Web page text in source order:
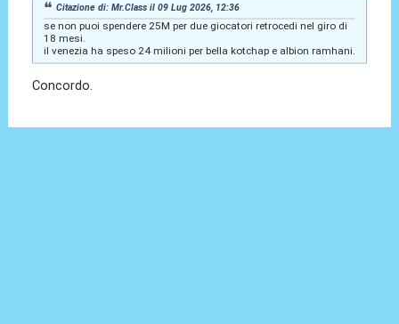
Citazione di: Mr.Class il 09 Lug 2026, 12:36
se non puoi spendere 25M per due giocatori retrocedi nel giro di
18 mesi.
il venezia ha speso 24 milioni per bella kotchap e albion ramhani.
Concordo.